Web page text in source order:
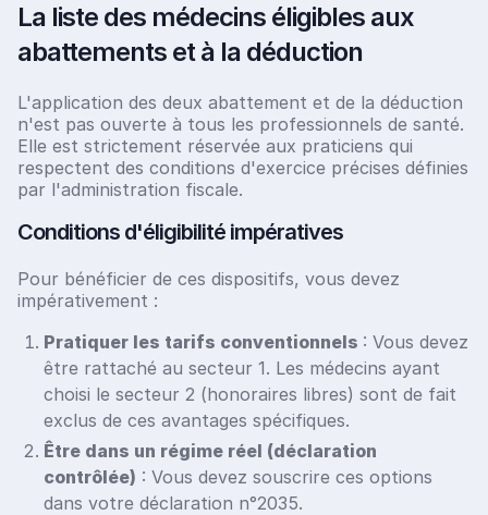
La liste des médecins éligibles aux
abattements et à la déduction
L'application des deux abattement et de la déduction
n'est pas ouverte à tous les professionnels de santé.
Elle est strictement réservée aux praticiens qui
respectent des conditions d'exercice précises définies
par l'administration fiscale.
Conditions d'éligibilité impératives
Pour bénéficier de ces dispositifs, vous devez
impérativement :
Pratiquer les tarifs conventionnels : Vous devez
être rattaché au secteur 1. Les médecins ayant
choisi le secteur 2 (honoraires libres) sont de fait
exclus de ces avantages spécifiques.
Être dans un régime réel (déclaration
contrôlée) : Vous devez souscrire ces options
dans votre déclaration n°2035.